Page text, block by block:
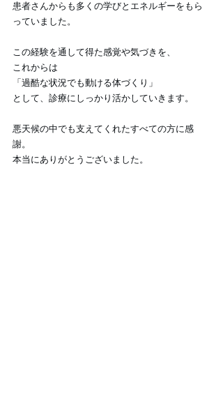
患者さんからも多くの学びとエネルギーをもら
っていました。
この経験を通して得た感覚や気づきを、
これからは
「過酷な状況でも動ける体づくり」
として、診療にしっかり活かしていきます。
悪天候の中でも支えてくれたすべての方に感
謝。
本当にありがとうございました。